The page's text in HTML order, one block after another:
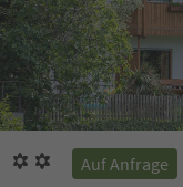
Auf Anfrage